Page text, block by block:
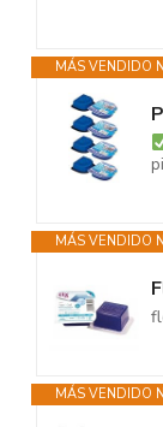
MÁS VENDIDO
MÁS VENDIDO
MÁS VENDIDO